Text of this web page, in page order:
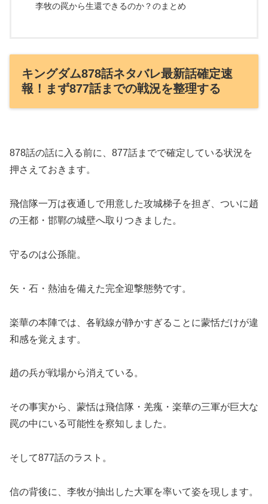
李牧の罠から生還できるのか？のまとめ
キングダム878話ネタバレ最新話確定速
報！まず877話までの戦況を整理する
878話の話に入る前に、877話までで確定している状況を
押さえておきます。
飛信隊一万は夜通しで用意した攻城梯子を担ぎ、ついに趙
の王都・邯鄲の城壁へ取りつきました。
守るのは公孫龍。
矢・石・熱油を備えた完全迎撃態勢です。
楽華の本陣では、各戦線が静かすぎることに蒙恬だけが違
和感を覚えます。
趙の兵が戦場から消えている。
その事実から、蒙恬は飛信隊・羌瘣・楽華の三軍が巨大な
罠の中にいる可能性を察知しました。
そして877話のラスト。
信の背後に、李牧が抽出した大軍を率いて姿を現します。